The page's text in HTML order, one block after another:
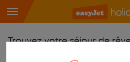
Trouvez votre séjour de